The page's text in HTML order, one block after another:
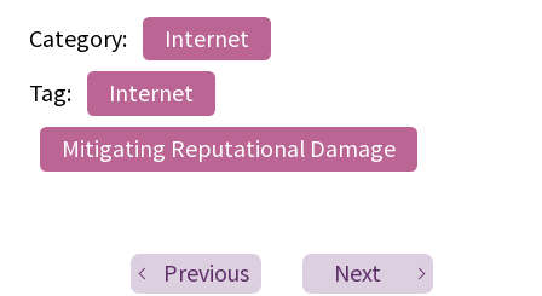
Category:
Internet
Tag:
Internet
Mitigating Reputational Damage
Previous Next